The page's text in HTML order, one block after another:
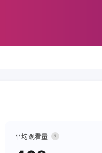
平均观看量 ?